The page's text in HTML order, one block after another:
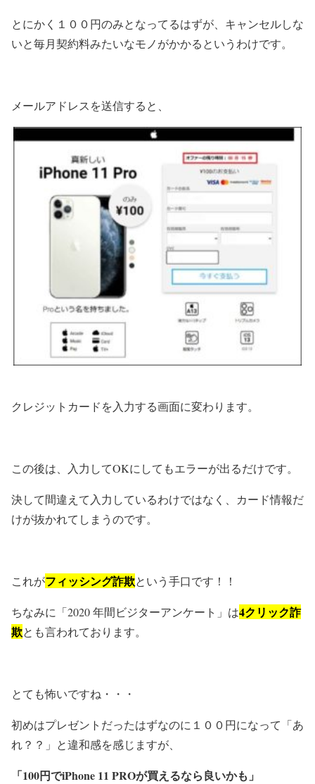
とにかく１００円のみとなってるはずが、キャンセルしな
いと毎月契約料みたいなモノがかかるというわけです。
メールアドレスを送信すると、
クレジットカードを入力する画面に変わります。
この後は、入力してOKにしてもエラーが出るだけです。
決して間違えて入力しているわけではなく、カード情報だ
けが抜かれてしまうのです。
これがフィッシング詐欺という手口です！！
ちなみに「2020 年間ビジターアンケート」は4クリック詐
欺とも言われております。
とても怖いですね・・・
初めはプレゼントだったはずなのに１００円になって「あ
れ？？」と違和感を感じますが、
「100円でiPhone 11 PROが買えるなら良いかも」